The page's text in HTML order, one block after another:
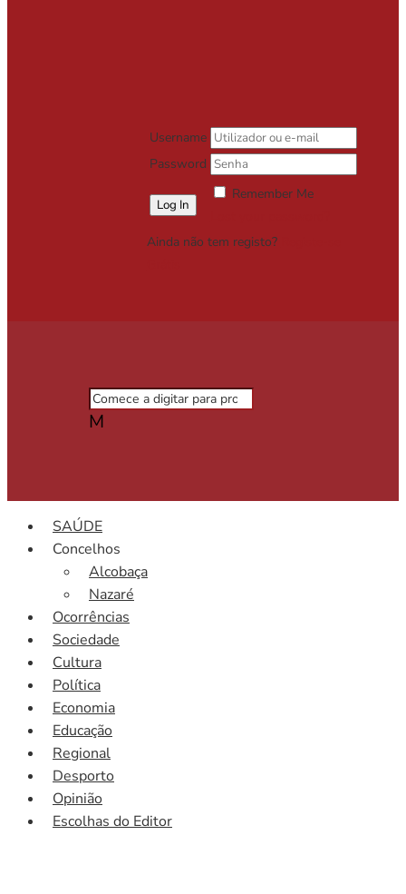
Username
Password
Remember Me
Ainda não tem registo?
M
SAÚDE
Concelhos
Alcobaça
Nazaré
Ocorrências
Sociedade
Cultura
Política
Economia
Educação
Regional
Desporto
Opinião
Escolhas do Editor